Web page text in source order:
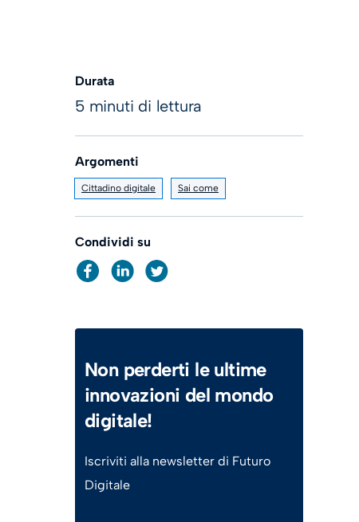
Durata
5 minuti di lettura
Argomenti
Cittadino digitale Sai come
Condividi su
Non perderti le ultime
innovazioni del mondo
digitale!
Iscriviti alla newsletter di Futuro
Digitale